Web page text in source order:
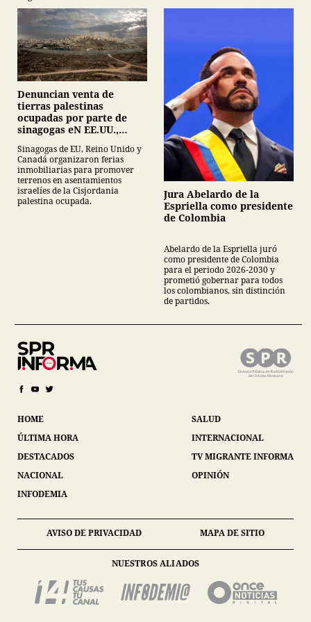
Denuncian venta de
tierras palestinas
ocupadas por parte de
sinagogas eN EE.UU.,
Sinagogas de EU, Reino Unido y
Canadá organizaron ferias
inmobiliarias para promover
terrenos en asentamientos
israelíes de la Cisjordania
palestina ocupada.
Jura Abelardo de la
Espriella como presidente
de Colombia
Abelardo de la Espriella juró
como presidente de Colombia
para el periodo 2026-2030 y
prometió gobernar para todos
los colombianos, sin distinción
de partidos.
HOME
ÚLTIMA HORA
DESTACADOS
NACIONAL
INFODEMIA
SALUD
INTERNACIONAL
TV MIGRANTE INFORMA
OPINIÓN
AVISO DE PRIVACIDAD MAPA DE SITIO
NUESTROS ALIADOS